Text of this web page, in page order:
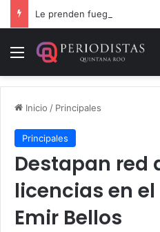
Menú
Inicio / Principales
Principales
Destapan red
licencias en
Emir Bellos